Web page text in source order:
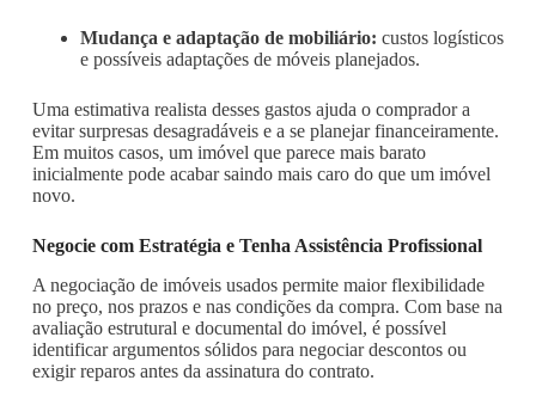
Mudança e adaptação de mobiliário: custos logísticos
e possíveis adaptações de móveis planejados.
Uma estimativa realista desses gastos ajuda o comprador a
evitar surpresas desagradáveis e a se planejar financeiramente.
Em muitos casos, um imóvel que parece mais barato
inicialmente pode acabar saindo mais caro do que um imóvel
novo.
Negocie com Estratégia e Tenha Assistência Profissional
A negociação de imóveis usados permite maior flexibilidade
no preço, nos prazos e nas condições da compra. Com base na
avaliação estrutural e documental do imóvel, é possível
identificar argumentos sólidos para negociar descontos ou
exigir reparos antes da assinatura do contrato.